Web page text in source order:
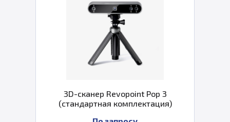
3D-сканер Revopoint Pop 3
(стандартная комплектация)